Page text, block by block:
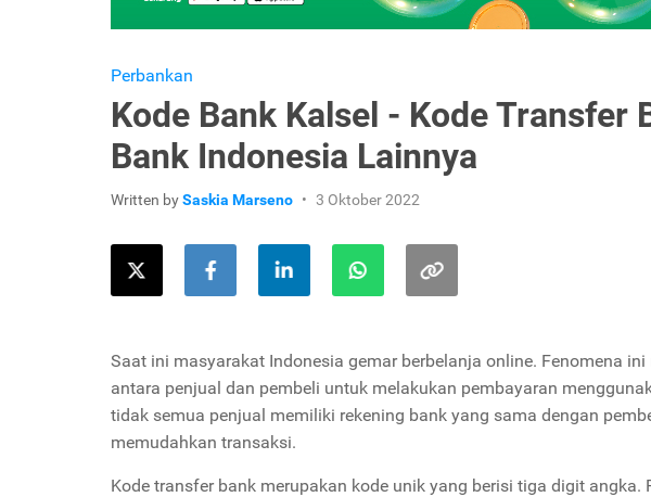
Perbankan
Kode Bank Kalsel - Kode Transfer
Bank Indonesia Lainnya
Written bySaskia Marseno 3 Oktober 2022
Saat ini masyarakat Indonesia gemar berbelanja online. Fenomena
antara penjual dan pembeli untuk melakukan pembayaran
tidak semua penjual memiliki rekening bank yang sama dengan
memudahkan transaksi.
Kode transfer bank merupakan kode unik yang berisi tiga digit